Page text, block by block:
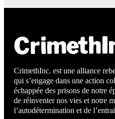
CrimethInc. est une alliance
qui s’engage dans une action
échappée des prisons de notre
de réinventer nos vies et notre
l’autodétermination et de